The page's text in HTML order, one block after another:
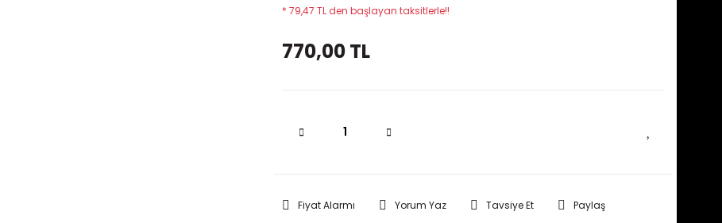
* 79,47 TL den başlayan taksitlerle!!
770,00 TL
Fiyat Alarmı Yorum Yaz Tavsiye Et Paylaş